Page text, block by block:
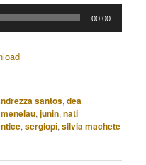
00:00
santos,dea
,junin,nati
,sergiopí,silvia machete